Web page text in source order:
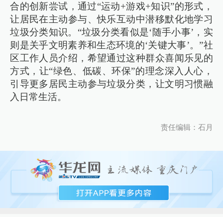
合的创新尝试，通过“运动+游戏+知识”的形式，
让居民在主动参与、快乐互动中潜移默化地学习
垃圾分类知识。“垃圾分类看似是‘随手小事’，实
则是关乎文明素养和生态环境的‘关键大事’。”社
区工作人员介绍，希望通过这种群众喜闻乐见的
方式，让“绿色、低碳、环保”的理念深入人心，
引导更多居民主动参与垃圾分类，让文明习惯融
入日常生活。
责任编辑：石月